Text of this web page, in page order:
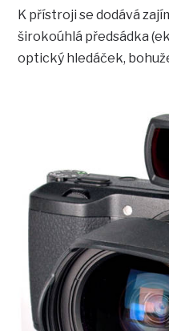
K přístroji se dodává
širokoúhlá předsádka
optický hledáček,